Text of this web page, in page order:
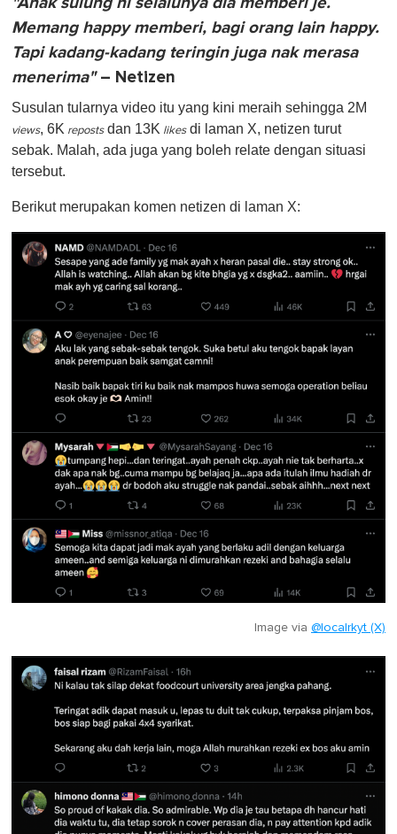
Memang happy memberi, bagi orang lain happy.
Tapi kadang-kadang teringin juga nak merasa
menerima"– Netizen
Susulan tularnya video itu yang kini meraih sehingga 2M
views, 6K repostsdan 13K likesdi laman X, netizen turut
sebak. Malah, ada juga yang boleh relate dengan situasi
tersebut.
Berikut merupakan komen netizen di laman X:
Image via @localrkyt (X)